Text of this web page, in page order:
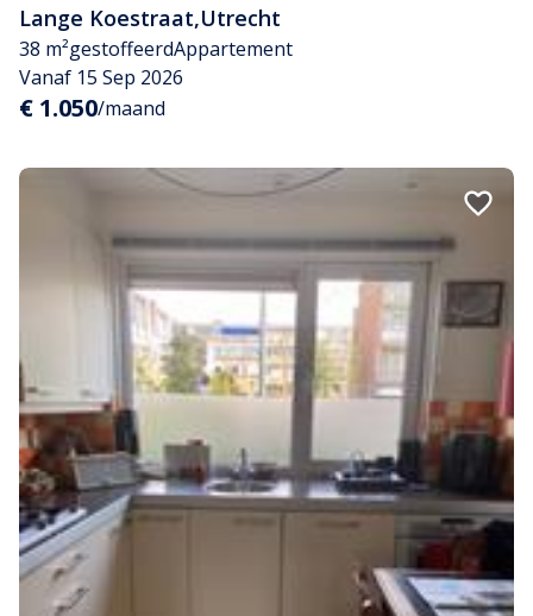
Lange Koestraat,Utrecht
38 m²gestoffeerdAppartement
Vanaf 15 Sep 2026
€ 1.050/maand